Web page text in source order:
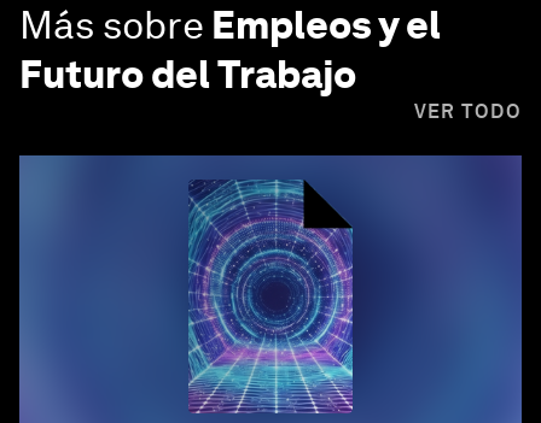
Más sobre Empleos y el
Futuro del Trabajo
VER TODO